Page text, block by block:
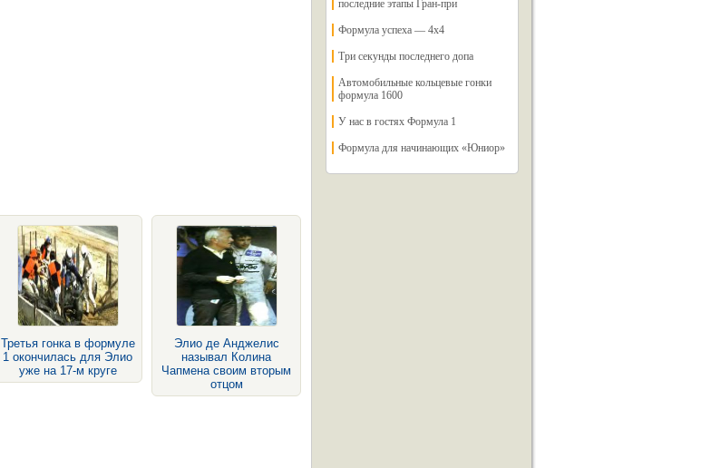
Третья гонка в формуле
1 окончилась для Элио
уже на 17-м круге
Элио де Анджелис
называл Колина
Чапмена своим вторым
отцом
последние этапы Гран-при
Формула успеха — 4х4
Три секунды последнего допа
Автомобильные кольцевые гонки
формула 1600
У нас в гостях Формула 1
Формула для начинающих «Юниор»